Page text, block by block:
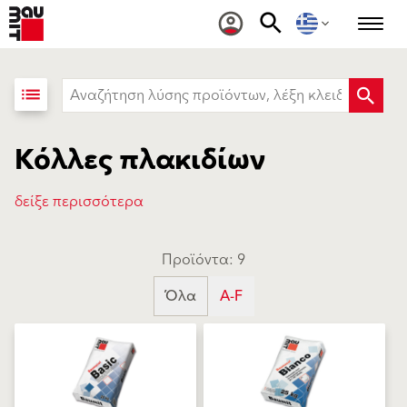
list
Κόλλες πλακιδίων
δείξε περισσότερα
Προϊόντα: 9
Όλα
A-F